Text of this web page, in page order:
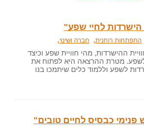
לחיי שפע"
התפתחות רוחנית, חברה ושינוי,
ההישרדות, מהי חוויית שפע וכיצד
מטרת ההרצאה היא לפתוח את
לשפע וללמוד כלים שיתמכו בנו
כבסיס לחיים טובים"